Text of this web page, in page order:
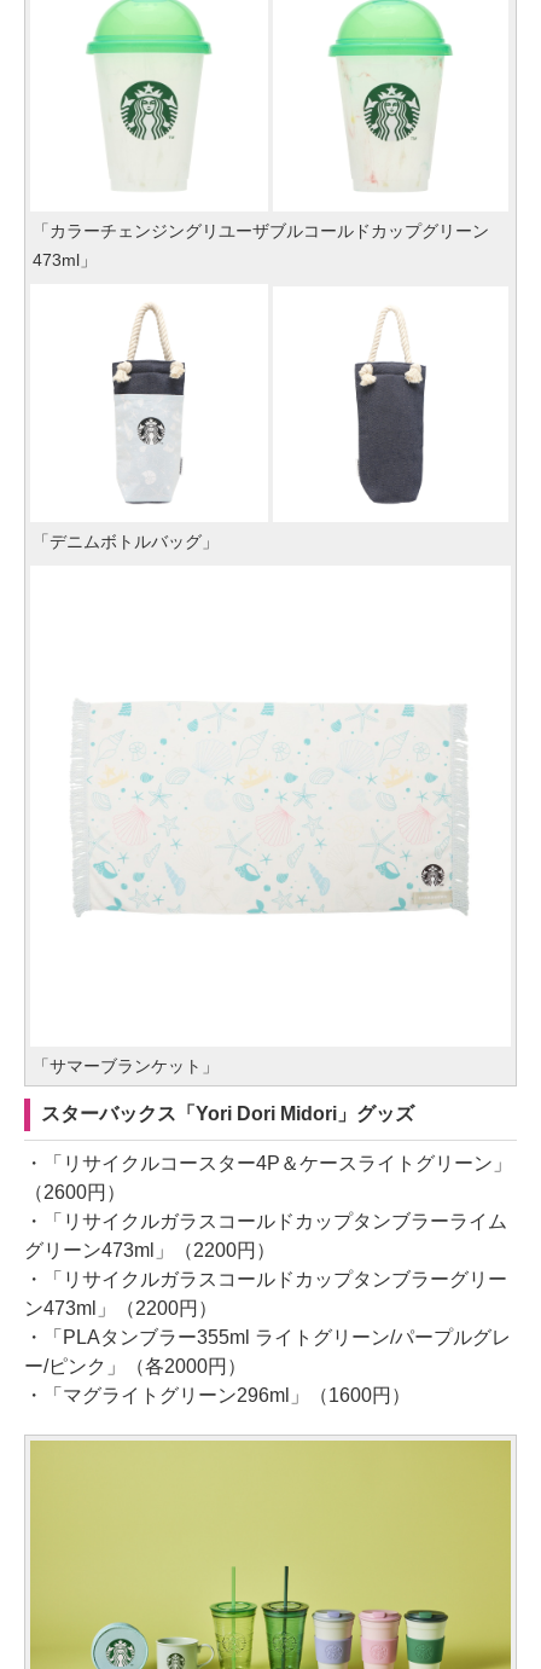
「カラーチェンジングリユーザブルコールドカップグリーン
473ml」
「デニムボトルバッグ」
「サマーブランケット」
スターバックス「Yori Dori Midori」グッズ
・「リサイクルコースター4P＆ケースライトグリーン」
（2600円）
・「リサイクルガラスコールドカップタンブラーライム
グリーン473ml」（2200円）
・「リサイクルガラスコールドカップタンブラーグリー
ン473ml」（2200円）
・「PLAタンブラー355ml ライトグリーン/パープルグレ
ー/ピンク」（各2000円）
・「マグライトグリーン296ml」（1600円）